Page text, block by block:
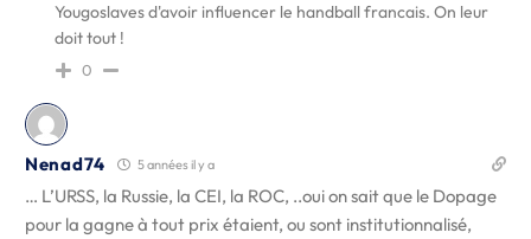
Yougoslaves d'avoir influencer le handball francais. On leur
doit tout !
0
Nenad74 5 années il y a
… L’URSS, la Russie, la CEI, la ROC, ..oui on sait que le Dopage
pour la gagne à tout prix étaient, ou sont institutionnalisé,